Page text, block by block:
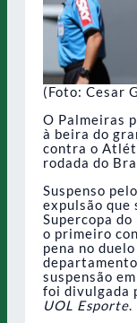
(Foto: Cesar
O Palmeiras
à beira do
contra o
rodada do
Suspenso
expulsão que
Supercopa
o primeiro
pena no
suspensão
foi divulgada
UOL Esporte.